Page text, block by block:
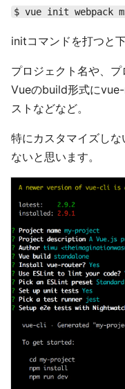
$ vue init webpack
initコマンドを打つと
プロジェクト名や、
Vueのbuild形式に
ストなどなど。
特にカスタマイズし
ないと思います。